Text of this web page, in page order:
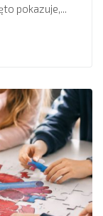
pokazuje,...